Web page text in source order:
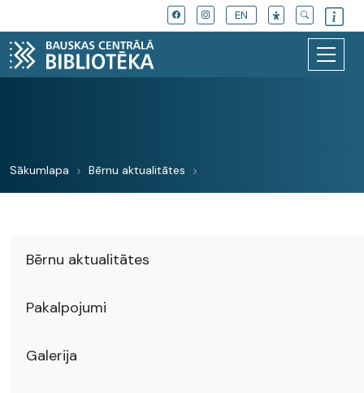
EN
Sākumlapa Bērnu aktualitātes
Bērnu aktualitātes
Pakalpojumi
Galerija